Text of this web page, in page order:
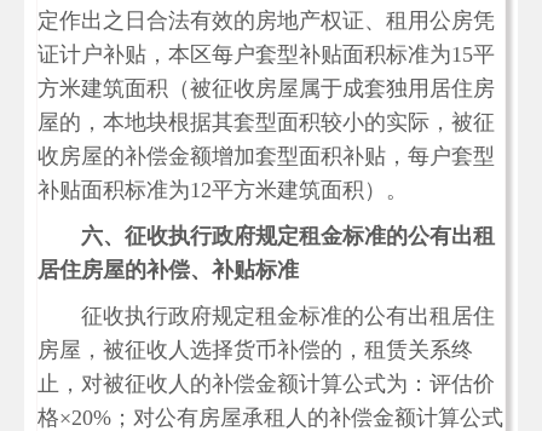
定作出之日合法有效的房地产权证、租用公房凭
证计户补贴，本区每户套型补贴面积标准为15平
方米建筑面积（被征收房屋属于成套独用居住房
屋的，本地块根据其套型面积较小的实际，被征
收房屋的补偿金额增加套型面积补贴，每户套型
补贴面积标准为12平方米建筑面积）。
六、征收执行政府规定租金标准的公有出租
居住房屋的补偿、补贴标准
征收执行政府规定租金标准的公有出租居住
房屋，被征收人选择货币补偿的，租赁关系终
止，对被征收人的补偿金额计算公式为：评估价
格×20%；对公有房屋承租人的补偿金额计算公式